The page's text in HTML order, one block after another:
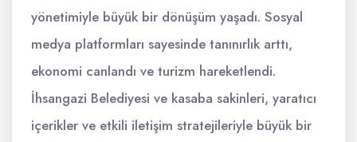
yönetimiyle büyük bir dönüşüm yaşadı. Sosyal
medya platformları sayesinde tanınırlık arttı,
ekonomi canlandı ve turizm hareketlendi.
İhsangazi Belediyesi ve kasaba sakinleri, yaratıcı
içerikler ve etkili iletişim stratejileriyle büyük bir